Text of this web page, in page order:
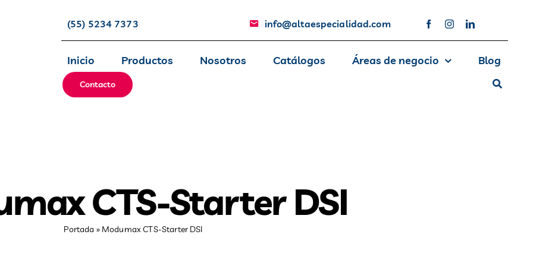
(55) 5234 7373 info@altaespecialidad.com
Inicio Productos Nosotros Catálogos Áreas de negocio Blog
Contacto
CTS-Starter DSI
Portada » Modumax CTS-Starter DSI